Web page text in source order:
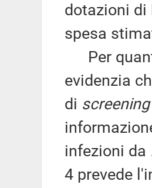
dotazioni di
spesa
Per
evidenzia
di screening
infezioni da
4 prevede